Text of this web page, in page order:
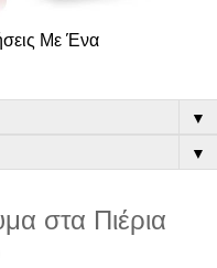
Με Ένα
▼
▼
στα Πιέρια